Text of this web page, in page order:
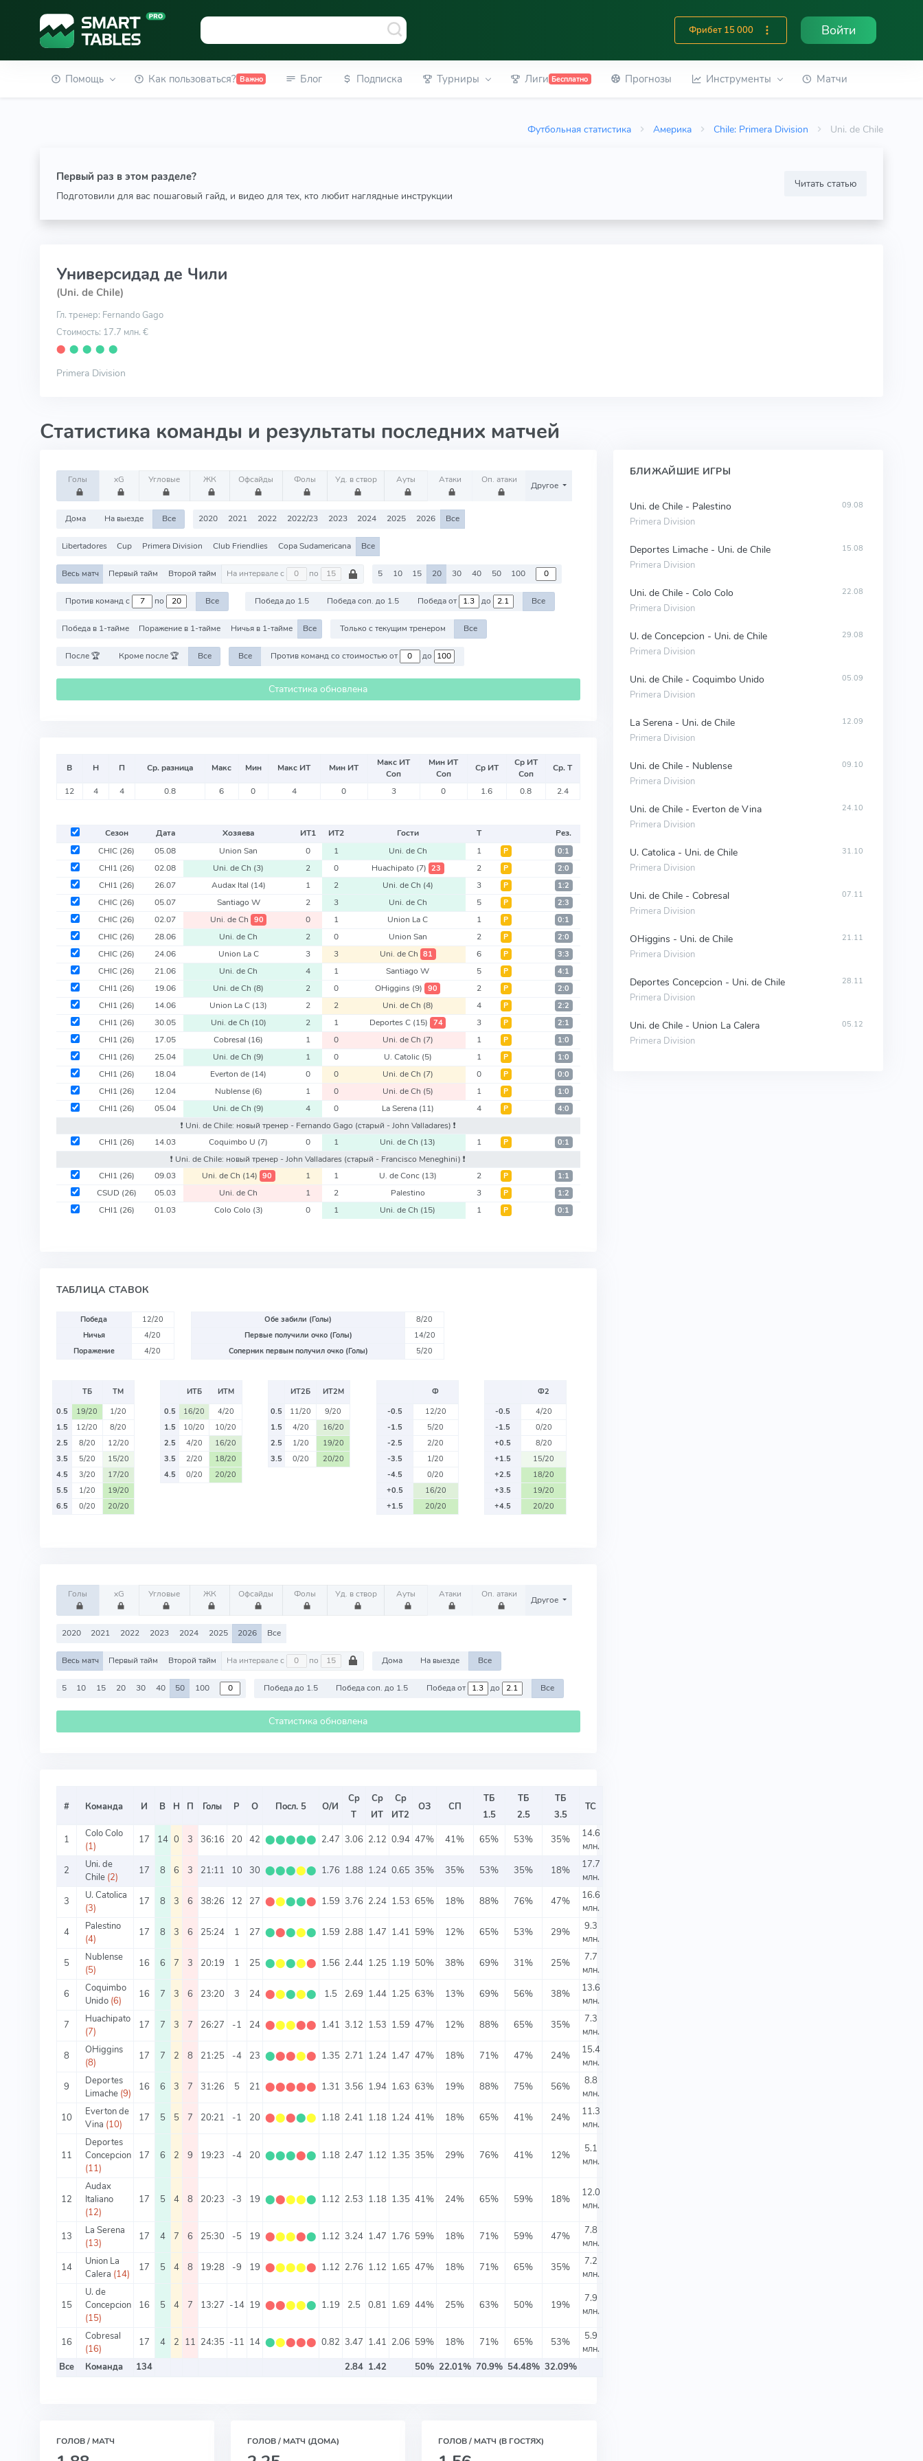
Фрибет 15 000 Войти
Помощь Как пользоваться? Важно Блог Подписка Турниры Лиги Бесплатно Прогнозы Инструменты Матчи
Футбольная статистика Америка Chile: Primera Division Uni. de Chile
Первый раз в этом разделе?
Подготовили для вас пошаговый гайд, и видео для тех, кто любит наглядные инструкции
Читать статью
Универсидад де Чили
(Uni. de Chile)
Гл. тренер: Fernando Gago
Стоимость: 17.7 млн. €
⬤ ⬤ ⬤ ⬤ ⬤
Primera Division
Статистика команды и результаты последних матчей
Голы xG Угловые ЖК Офсайды Фолы Уд. в створ Ауты Атаки Оп. атаки
Другое
Дома На выезде Все 2020 2021 2022 2022/23 2023 2024 2025 2026 Все
Libertadores Cup Primera Division Club Friendlies Copa Sudamericana Все
Весь матч Первый тайм Второй тайм На интервале с по 5 10 15 20 30 40 50 100
Против команд с по Все Победа до 1.5 Победа соп. до 1.5 Победа от до Все
Победа в 1-тайме Поражение в 1-тайме Ничья в 1-тайме Все Только с текущим тренером Все
После 🏆 Кроме после 🏆 Все Все Против команд со стоимостью от до
Статистика обновлена
В Н П Ср. разница Макс Мин Макс ИТ Мин ИТ
Макс ИТ
Соп
Мин ИТ
Соп
Ср ИТ
Ср ИТ
Соп
Ср. Т
12 4 4 0.8 6 0 4 0 3 0 1.6 0.8 2.4
Сезон Дата Хозяева ИТ1 ИТ2 Гости Т
Рез.
CHIC (26) 05.08 Union San 0 1 Uni. de Ch 1 Р 0:1
CHI1 (26) 02.08 Uni. de Ch (3) 2 0 Huachipato (7) 23 2 Р 2:0
CHI1 (26) 26.07 Audax Ital (14) 1 2 Uni. de Ch (4) 3 Р 1:2
CHIC (26) 05.07 Santiago W 2 3 Uni. de Ch 5 Р 2:3
CHIC (26) 02.07 Uni. de Ch 90 0 1 Union La C 1 Р 0:1
CHIC (26) 28.06 Uni. de Ch 2 0 Union San 2 Р 2:0
CHIC (26) 24.06 Union La C 3 3 Uni. de Ch 81 6 Р 3:3
CHIC (26) 21.06 Uni. de Ch 4 1 Santiago W 5 Р 4:1
CHI1 (26) 19.06 Uni. de Ch (8) 2 0 OHiggins (9) 90 2 Р 2:0
CHI1 (26) 14.06 Union La C (13) 2 2 Uni. de Ch (8) 4 Р 2:2
CHI1 (26) 30.05 Uni. de Ch (10) 2 1 Deportes C (15) 74 3 Р 2:1
CHI1 (26) 17.05 Cobresal (16) 1 0 Uni. de Ch (7) 1 Р 1:0
CHI1 (26) 25.04 Uni. de Ch (9) 1 0 U. Catolic (5) 1 Р 1:0
CHI1 (26) 18.04 Everton de (14) 0 0 Uni. de Ch (7) 0 Р 0:0
CHI1 (26) 12.04 Nublense (6) 1 0 Uni. de Ch (5) 1 Р 1:0
CHI1 (26) 05.04 Uni. de Ch (9) 4 0 La Serena (11) 4 Р 4:0
❗️ Uni. de Chile: новый тренер - Fernando Gago (старый - John Valladares) ❗️
CHI1 (26) 14.03 Coquimbo U (7) 0 1 Uni. de Ch (13) 1 Р 0:1
❗️ Uni. de Chile: новый тренер - John Valladares (старый - Francisco Meneghini) ❗️
CHI1 (26) 09.03 Uni. de Ch (14) 90 1 1 U. de Conc (13) 2 Р 1:1
CSUD (26) 05.03 Uni. de Ch 1 2 Palestino 3 Р 1:2
CHI1 (26) 01.03 Colo Colo (3) 0 1 Uni. de Ch (15) 1 Р 0:1
ТАБЛИЦА СТАВОК
Победа
12/20
Ничья
4/20
Поражение
4/20
Обе забили (Голы)
8/20
Первые получили очко (Голы)
14/20
Соперник первым получил очко (Голы)
5/20
ТБ
ТМ
0.5
19/20
1/20
1.5
12/20
8/20
2.5
8/20
12/20
3.5
5/20
15/20
4.5
3/20
17/20
5.5
1/20
19/20
6.5
0/20 20/20
ИТБ
ИТМ
0.5
16/20
4/20
1.5
10/20
10/20
2.5
4/20
16/20
3.5
2/20
18/20
4.5
0/20 20/20
ИТ2Б
ИТ2М
0.5
11/20
9/20
1.5
4/20
16/20
2.5
1/20
19/20
3.5
0/20 20/20
Ф
-0.5
12/20
-1.5
5/20
-2.5
2/20
-3.5
1/20
-4.5
0/20
+0.5
16/20
+1.5
20/20
Ф2
-0.5
4/20
-1.5
0/20
+0.5
8/20
+1.5
15/20
+2.5
18/20
+3.5
19/20
+4.5
20/20
Голы xG Угловые ЖК Офсайды Фолы Уд. в створ Ауты Атаки Оп. атаки
Другое
2020 2021 2022 2023 2024 2025 2026 Все
Весь матч Первый тайм Второй тайм На интервале с по Дома На выезде Все
5 10 15 20 30 40 50 100 Победа до 1.5 Победа соп. до 1.5 Победа от до Все
Статистика обновлена
# Команда И В Н П Голы Р О Посл. 5 О/И
Ср
Т
Ср
ИТ
Ср
ИТ2
ОЗ СП
ТБ
1.5
ТБ
2.5
ТБ
3.5
ТС
1
Colo Colo
(1)
17 14 0 3 36:16 20 42 ⬤⬤⬤⬤⬤ 2.47 3.06 2.12 0.94 47% 41% 65% 53% 35%
14.6
млн.
2
Uni. de
Chile (2)
17 8 6 3 21:11 10 30 ⬤⬤⬤⬤⬤ 1.76 1.88 1.24 0.65 35% 35% 53% 35% 18%
17.7
млн.
3
U. Catolica
(3)
17 8 3 6 38:26 12 27 ⬤⬤⬤⬤⬤ 1.59 3.76 2.24 1.53 65% 18% 88% 76% 47%
16.6
млн.
4
Palestino
(4)
17 8 3 6 25:24 1 27 ⬤⬤⬤⬤⬤ 1.59 2.88 1.47 1.41 59% 12% 65% 53% 29%
9.3
млн.
5
Nublense
(5)
16 6 7 3 20:19 1 25 ⬤⬤⬤⬤⬤ 1.56 2.44 1.25 1.19 50% 38% 69% 31% 25%
7.7
млн.
6
Coquimbo
Unido (6)
16 7 3 6 23:20 3 24 ⬤⬤⬤⬤⬤ 1.5 2.69 1.44 1.25 63% 13% 69% 56% 38%
13.6
млн.
7
Huachipato
(7)
17 7 3 7 26:27 -1 24 ⬤⬤⬤⬤⬤ 1.41 3.12 1.53 1.59 47% 12% 88% 65% 35%
7.3
млн.
8
OHiggins
(8)
17 7 2 8 21:25 -4 23 ⬤⬤⬤⬤⬤ 1.35 2.71 1.24 1.47 47% 18% 71% 47% 24%
15.4
млн.
9
Deportes
Limache (9)
16 6 3 7 31:26 5 21 ⬤⬤⬤⬤⬤ 1.31 3.56 1.94 1.63 63% 19% 88% 75% 56%
8.8
млн.
10
Everton de
Vina (10)
17 5 5 7 20:21 -1 20 ⬤⬤⬤⬤⬤ 1.18 2.41 1.18 1.24 41% 18% 65% 41% 24%
11.3
млн.
11
Deportes
Concepcion
(11)
17 6 2 9 19:23 -4 20 ⬤⬤⬤⬤⬤ 1.18 2.47 1.12 1.35 35% 29% 76% 41% 12%
5.1
млн.
12
Audax
Italiano
(12)
17 5 4 8 20:23 -3 19 ⬤⬤⬤⬤⬤ 1.12 2.53 1.18 1.35 41% 24% 65% 59% 18%
12.0
млн.
13
La Serena
(13)
17 4 7 6 25:30 -5 19 ⬤⬤⬤⬤⬤ 1.12 3.24 1.47 1.76 59% 18% 71% 59% 47%
7.8
млн.
14
Union La
Calera (14)
17 5 4 8 19:28 -9 19 ⬤⬤⬤⬤⬤ 1.12 2.76 1.12 1.65 47% 18% 71% 65% 35%
7.2
млн.
15
U. de
Concepcion
(15)
16 5 4 7 13:27 -14 19 ⬤⬤⬤⬤⬤ 1.19 2.5 0.81 1.69 44% 25% 63% 50% 19%
7.9
млн.
16
Cobresal
(16)
17 4 2 11 24:35 -11 14 ⬤⬤⬤⬤⬤ 0.82 3.47 1.41 2.06 59% 18% 71% 65% 53%
5.9
млн.
Все
Команда 134 2.84 1.42 50% 22.01% 70.9% 54.48% 32.09%
ГОЛОВ / МАТЧ ГОЛОВ / МАТЧ (ДОМА) ГОЛОВ / МАТЧ (В ГОСТЯХ)
БЛИЖАЙШИЕ ИГРЫ
Uni. de Chile - Palestino
Primera Division
09.08
Deportes Limache - Uni. de Chile
Primera Division
15.08
Uni. de Chile - Colo Colo
Primera Division
22.08
U. de Concepcion - Uni. de Chile
Primera Division
29.08
Uni. de Chile - Coquimbo Unido
Primera Division
05.09
La Serena - Uni. de Chile
Primera Division
12.09
Uni. de Chile - Nublense
Primera Division
09.10
Uni. de Chile - Everton de Vina
Primera Division
24.10
U. Catolica - Uni. de Chile
Primera Division
31.10
Uni. de Chile - Cobresal
Primera Division
07.11
OHiggins - Uni. de Chile
Primera Division
21.11
Deportes Concepcion - Uni. de Chile
Primera Division
28.11
Uni. de Chile - Union La Calera
Primera Division
05.12